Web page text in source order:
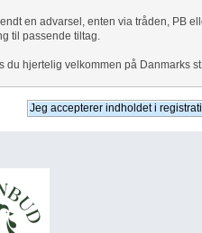
en advarsel, enten via tråden, PB
til passende tiltag.
hjertelig velkommen på Danmarks